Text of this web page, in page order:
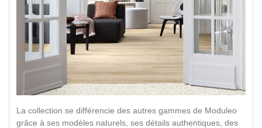
La collection se différencie des autres gammes de Moduleo
grâce à ses modèles naturels, ses détails authentiques, des